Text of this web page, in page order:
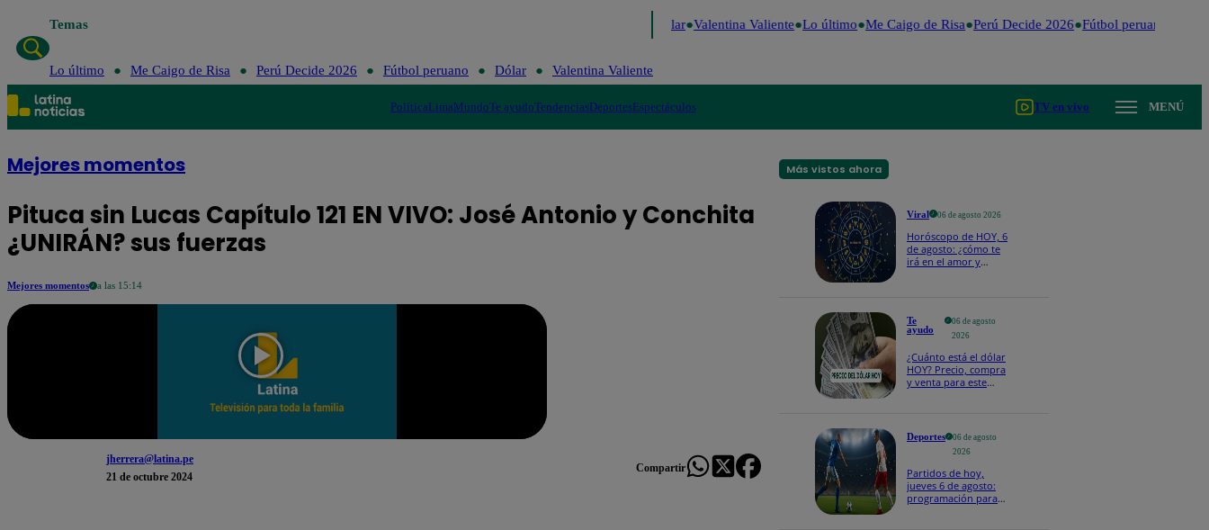
Temas Dólar Valentina Valiente Lo último Me Caigo de Risa Perú Decide 2026 Fútbol peruano
Lo último Me Caigo de Risa Perú Decide 2026 Fútbol peruano Dólar Valentina Valiente
PolíticaLimaMundoTe ayudoTendenciasDeportesEspectáculos TV en vivo MENÚ
Mejores momentos
Pituca sin Lucas Capítulo 121 EN VIVO: José Antonio y Conchita
¿UNIRÁN? sus fuerzas
Mejores momentos a las 15:14
jherrera@latina.pe
21 de octubre 2024
Compartir
Más vistos ahora
Viral 06 de agosto 2026
Horóscopo de HOY, 6
de agosto: ¿cómo te
irá en el amor y
Te
ayudo
06 de agosto
2026
¿Cuánto está el dólar
HOY? Precio, compra
y venta para este
Deportes
06 de agosto
2026
Partidos de hoy,
jueves 6 de agosto:
programación para